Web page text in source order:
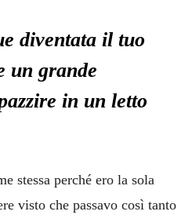
diventata il tuo
un grande
in un letto
stessa perché ero la sola
visto che passavo così tanto